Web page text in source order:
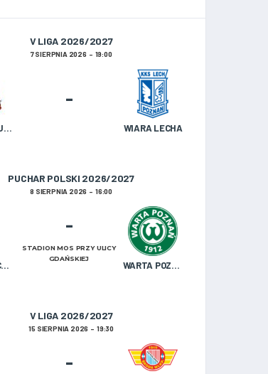
V LIGA 2026/2027
7 SIERPNIA 2026 19:00
TULISIA TULISZKÓW WIARA LECHA
-
PUCHAR POLSKI 2026/2027
8 SIERPNIA 2026 16:00
WIARA LECHA OLDBOJE WARTA POZNAŃ U-19
-
STADION MOS PRZY ULICY
GDAŃSKIEJ
V LIGA 2026/2027
15 SIERPNIA 2026 19:30
-